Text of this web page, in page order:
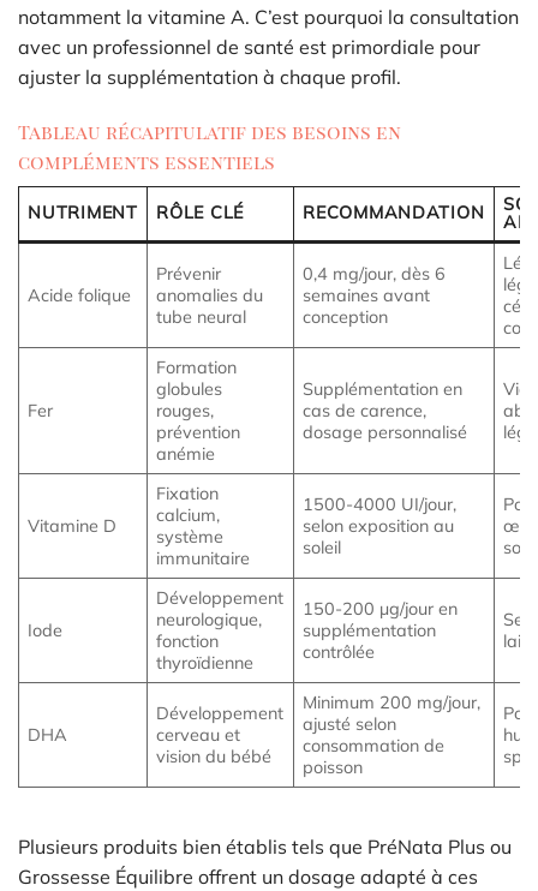
notamment la vitamine A. C’est pourquoi la consultation
avec un professionnel de santé est primordiale pour
ajuster la supplémentation à chaque profil.
Tableau récapitulatif des besoins en
compléments essentiels
NUTRIMENT RÔLE CLÉ RECOMMANDATION
Acide folique
Prévenir
anomalies du
tube neural
0,4 mg/jour, dès 6
semaines avant
conception
Fer
Formation
globules
rouges,
prévention
anémie
Supplémentation en
cas de carence,
dosage personnalisé
Vitamine D
Fixation
calcium,
système
immunitaire
1500-4000 UI/jour,
selon exposition au
soleil
Iode
Développement
neurologique,
fonction
thyroïdienne
150-200 µg/jour en
supplémentation
contrôlée
Sel
DHA
Développement
cerveau et
vision du bébé
Minimum 200 mg/jour,
ajusté selon
consommation de
poisson
Plusieurs produits bien établis tels que PréNata Plus ou
Grossesse Équilibre offrent un dosage adapté à ces